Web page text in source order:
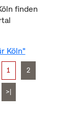
finden
Köln"
1 2
>|